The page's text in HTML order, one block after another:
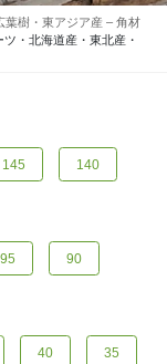
葉樹・東アジア産 – 角材
・北海道産・東北産・
145 140
95 90
40 35